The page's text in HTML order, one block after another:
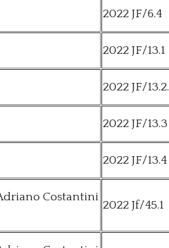
2022 JF/6.4
2022 JF/13.1
2022 JF/13.2.
2022 JF/13.3
2022 JF/13.4
Costantini
2022 Jf/45.1